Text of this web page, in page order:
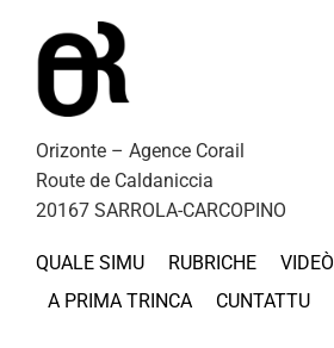
Orizonte – Agence Corail
Route de Caldaniccia
20167 SARROLA-CARCOPINO
QUALE SIMU RUBRICHE
VIDEÒ
A PRIMA TRINCA
CUNTATTU